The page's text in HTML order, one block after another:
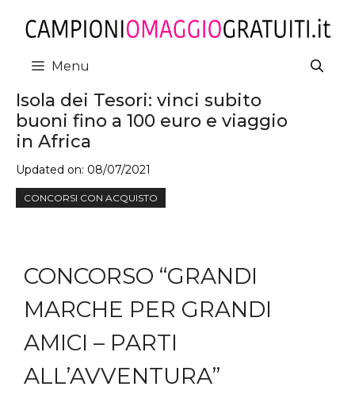
contenuto
Menu
Isola dei Tesori: vinci subito
buoni fino a 100 euro e viaggio
in Africa
Updated on: 08/07/2021
CONCORSI CON ACQUISTO
CONCORSO “GRANDI
MARCHE PER GRANDI
AMICI – PARTI
ALL’AVVENTURA”